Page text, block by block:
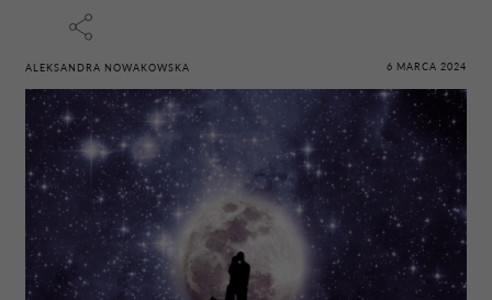
ALEKSANDRA NOWAKOWSKA 6 MARCA 2024